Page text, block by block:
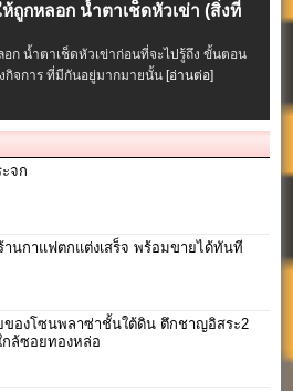
ห้ถูกหลอก น้ำตาเช็ดหัวเข่า (สิ่งที่
อก น้ำตาเช็ดหัวเข่าก่อนที่จะไปรู้ถึง ขั้นตอน
กิจการ ที่มีกันอยู่มากมายนั้น [อ่านต่อ]
จก
านกาแฟตกแต่งเสร็จ พร้อมขายได้ทันที
ของโซนพลาซ่าชั้นใต้ดิน ตึกชาญอิสระ2
กล้ซอยทองหล่อ